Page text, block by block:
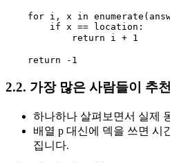
for i , x in enumerate (
if x == location :
return
i + 1
return - 1
2.2. 가장 많은 사람들이 추
하나하나 살펴보면서 실제
배열 p 대신에 덱을 쓰면 시
집니다.